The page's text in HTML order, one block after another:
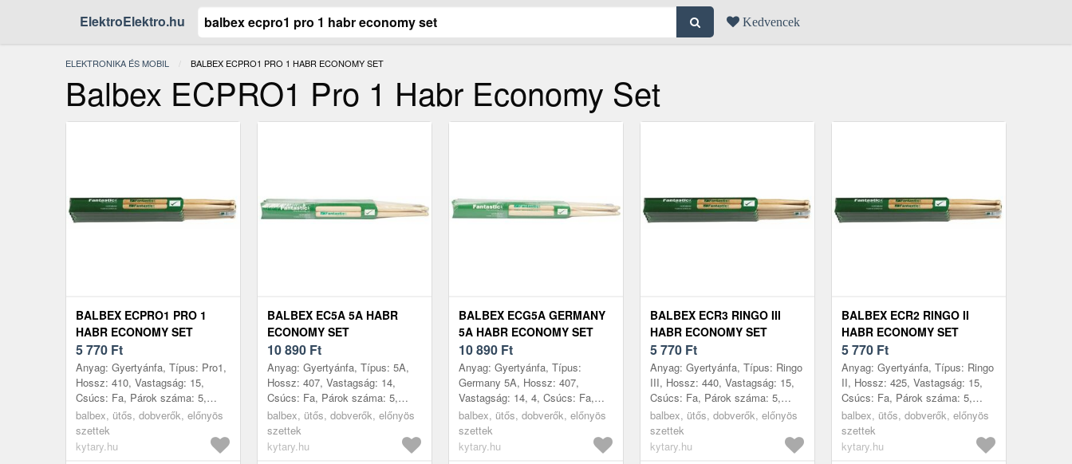
ElektroElektro.hu Kedvencek
ELEKTRONIKA ÉS MOBIL JELENLEGI:
BALBEX ECPRO1 PRO 1 HABR ECONOMY SET
Balbex ECPRO1 Pro 1 Habr Economy Set
BALBEX ECPRO1 PRO 1
HABR ECONOMY SET
5 770 Ft
Anyag: Gyertyánfa, Típus: Pro1,
Hossz: 410, Vastagság: 15,
Csúcs: Fa, Párok száma: 5,
Gyártás helye: Csehország
balbex, ütős, dobverők, előnyös
szettek
kytary.hu
BALBEX EC5A 5A HABR
ECONOMY SET
10 890 Ft
Anyag: Gyertyánfa, Típus: 5A,
Hossz: 407, Vastagság: 14,
Csúcs: Fa, Párok száma: 5,
Gyártás helye: Csehország
balbex, ütős, dobverők, előnyös
szettek
kytary.hu
BALBEX ECG5A GERMANY
5A HABR ECONOMY SET
10 890 Ft
Anyag: Gyertyánfa, Típus:
Germany 5A, Hossz: 407,
Vastagság: 14, 4, Csúcs: Fa,
Párok száma: 5, Gyártás helye:
Csehország
balbex, ütős, dobverők, előnyös
szettek
kytary.hu
BALBEX ECR3 RINGO III
HABR ECONOMY SET
5 770 Ft
Anyag: Gyertyánfa, Típus: Ringo
III, Hossz: 440, Vastagság: 15,
Csúcs: Fa, Párok száma: 5,
Gyártás helye: Csehország
balbex, ütős, dobverők, előnyös
szettek
kytary.hu
BALBEX ECR2 RINGO II
HABR ECONOMY SET
5 770 Ft
Anyag: Gyertyánfa, Típus: Ringo
II, Hossz: 425, Vastagság: 15,
Csúcs: Fa, Párok száma: 5,
Gyártás helye: Csehország
balbex, ütős, dobverők, előnyös
szettek
kytary.hu